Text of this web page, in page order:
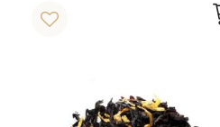
Lägg till i favoriter